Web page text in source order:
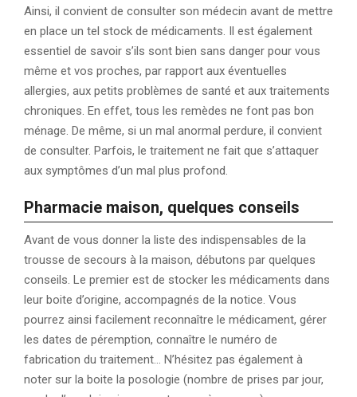
Ainsi, il convient de consulter son médecin avant de mettre
en place un tel stock de médicaments. Il est également
essentiel de savoir s’ils sont bien sans danger pour vous
même et vos proches, par rapport aux éventuelles
allergies, aux petits problèmes de santé et aux traitements
chroniques. En effet, tous les remèdes ne font pas bon
ménage. De même, si un mal anormal perdure, il convient
de consulter. Parfois, le traitement ne fait que s’attaquer
aux symptômes d’un mal plus profond.
Pharmacie maison, quelques conseils
Avant de vous donner la liste des indispensables de la
trousse de secours à la maison, débutons par quelques
conseils. Le premier est de stocker les médicaments dans
leur boite d’origine, accompagnés de la notice. Vous
pourrez ainsi facilement reconnaître le médicament, gérer
les dates de péremption, connaître le numéro de
fabrication du traitement… N’hésitez pas également à
noter sur la boite la posologie (nombre de prises par jour,